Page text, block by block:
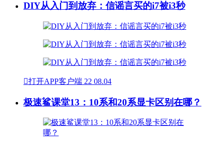
DIY从入门到放弃：信谣言买的i7被i3秒
打开APP客户端 22 08.04
极速鲨课堂13：10系和20系显卡区别在哪？